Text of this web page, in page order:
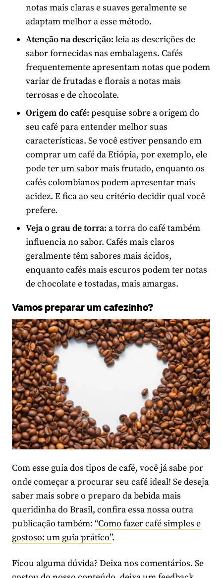
notas mais claras e suaves geralmente se
adaptam melhor a esse método.
Atenção na descrição: leia as descrições de
sabor fornecidas nas embalagens. Cafés
frequentemente apresentam notas que podem
variar de frutadas e florais a notas mais
terrosas e de chocolate.
Origem do café: pesquise sobre a origem do
seu café para entender melhor suas
características. Se você estiver pensando em
comprar um café da Etiópia, por exemplo, ele
pode ter um sabor mais frutado, enquanto os
cafés colombianos podem apresentar mais
acidez. E fica ao seu critério decidir qual você
prefere.
Veja o grau de torra: a torra do café também
influencia no sabor. Cafés mais claros
geralmente têm sabores mais ácidos,
enquanto cafés mais escuros podem ter notas
de chocolate e tostadas, mais amargas.
Vamos preparar um cafezinho?
Com esse guia dos tipos de café, você já sabe por
onde começar a procurar seu café ideal! Se deseja
saber mais sobre o preparo da bebida mais
queridinha do Brasil, confira essa nossa outra
publicação também: “Como fazer café simples e
gostoso: um guia prático”.
Ficou alguma dúvida? Deixa nos comentários. Se